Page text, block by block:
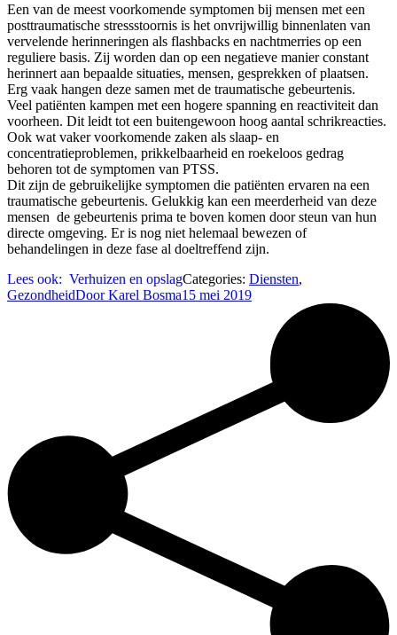
Een van de meest voorkomende symptomen bij mensen met een
posttraumatische stressstoornis is het onvrijwillig binnenlaten van
vervelende herinneringen als flashbacks en nachtmerries op een
reguliere basis. Zij worden dan op een negatieve manier constant
herinnert aan bepaalde situaties, mensen, gesprekken of plaatsen.
Erg vaak hangen deze samen met de traumatische gebeurtenis.
Veel patiënten kampen met een hogere spanning en reactiviteit dan
voorheen. Dit leidt tot een buitengewoon hoog aantal schrikreacties.
Ook wat vaker voorkomende zaken als slaap- en
concentratieproblemen, prikkelbaarheid en roekeloos gedrag
behoren tot de symptomen van PTSS.
Dit zijn de gebruikelijke symptomen die patiënten ervaren na een
traumatische gebeurtenis. Gelukkig kan een meerderheid van deze
mensen de gebeurtenis prima te boven komen door steun van hun
directe omgeving. Er is nog niet helemaal bewezen of
behandelingen in deze fase al doeltreffend zijn.
Lees ook: Verhuizen en opslagCategories: Diensten,
GezondheidDoorKarel Bosma15 mei 2019